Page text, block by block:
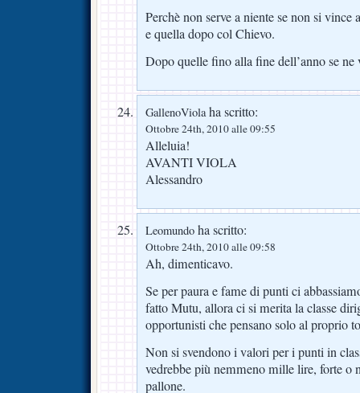
Perchè non serve a niente se non si vince
e quella dopo col Chievo.
Dopo quelle fino alla fine dell’anno se
GallenoViolaha scritto:
Ottobre 24th, 2010 alle 09:55
Alleluia!
AVANTI VIOLA
Alessandro
Leomundo ha scritto:
Ottobre 24th, 2010 alle 09:58
Ah, dimenticavo.
Se per paura e fame di punti ci
fatto Mutu, allora ci si merita la classe
opportunisti che pensano solo al proprio
Non si svendono i valori per i punti in
vedrebbe più nemmeno mille lire, forte o
pallone.